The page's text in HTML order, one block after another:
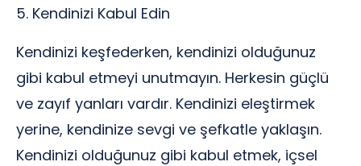
5. Kendinizi Kabul Edin
Kendinizi keşfederken, kendinizi olduğunuz
gibi kabul etmeyi unutmayın. Herkesin güçlü
ve zayıf yanları vardır. Kendinizi eleştirmek
yerine, kendinize sevgi ve şefkatle yaklaşın.
Kendinizi olduğunuz gibi kabul etmek, içsel